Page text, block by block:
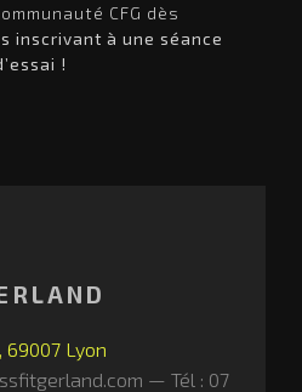
CFG dès
inscrivant à une séance
!
69007 Lyon
— Tél : 07